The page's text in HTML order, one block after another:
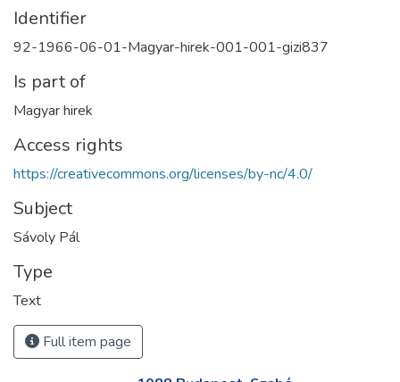
Identifier
92-1966-06-01-Magyar-hirek-001-001-gizi837
Is part of
Magyar hirek
Access rights
https://creativecommons.org/licenses/by-nc/4.0/
Subject
Sávoly Pál
Type
Text
Full item page